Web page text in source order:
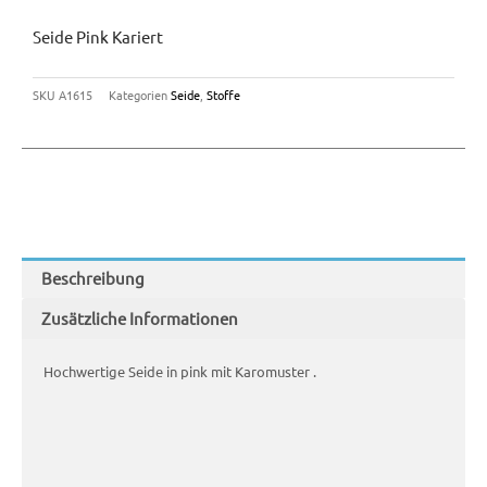
Seide Pink Kariert
SKU A1615 KategorienSeide Stoffe
Beschreibung
Zusätzliche Informationen
Hochwertige Seide in pink mit Karomuster .